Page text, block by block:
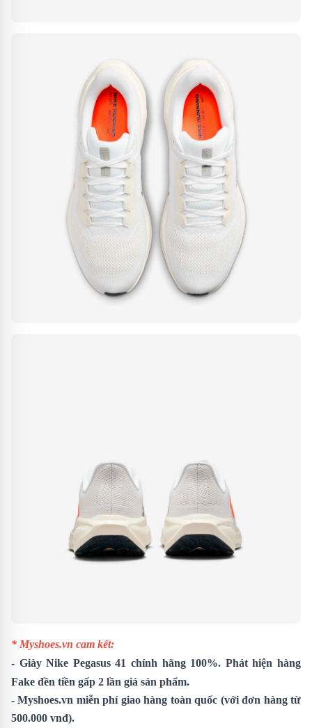
* Myshoes.vn cam kết:
- GiàyNike Pegasus 41 chính hãng 100%. Phát hiện hàng
Fake đền tiền gấp 2 lần giá sản phẩm.
- Myshoes.vn miễn phí giao hàng toàn quốc (với đơn hàng từ
500.000 vnđ).